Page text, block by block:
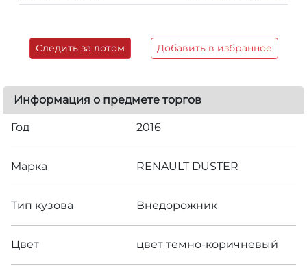
Следить за лотом Добавить в избранное
Информация о предмете торгов
Год 2016
Марка RENAULT DUSTER
Тип кузова Внедорожник
Цвет цвет темно-коричневый